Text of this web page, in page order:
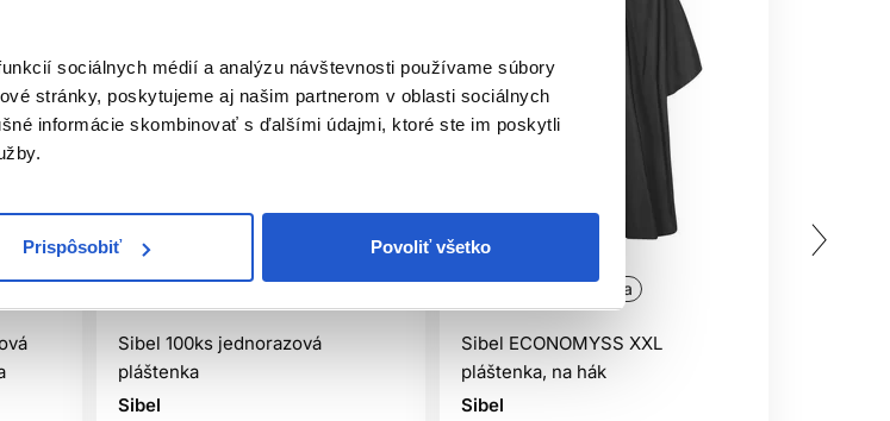
sociálnych médií a analýzu návštevnosti používame súbory
stránky, poskytujeme aj našim partnerom v oblasti sociálnych
informácie skombinovať s ďalšími údajmi, ktoré ste im poskytli
Prispôsobiť Povoliť všetko
Oficiálna distribúcia
Sibel 100ks jednorazová
pláštenka
Sibel
Oficiálna distribúcia
Sibel ECONOMYSS XXL
pláštenka, na hák
Sibel